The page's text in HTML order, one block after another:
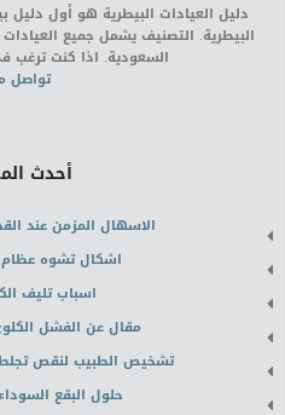
دليل العيادات البيطرية هو أول
البيطرية. التصنيف يشمل جميع
السعودية. اذا كنت ترغب
تواصل
أحدث
الاسهال المزمن عند
اشكال تشوه
اسباب تليف
مقال عن الفشل
تشخيص الطبيب لنقص
حلول البقع